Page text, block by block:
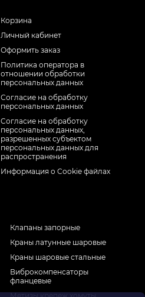
Корзина
Личный кабинет
Оформить заказ
Политика оператора в
отношении обработки
персональных данных
Согласие на обработку
персональных данных
Cогласие на обработку
персональных данных,
разрешенных субъектом
персональных данных для
распространения
Информация о Cookie файлах
Клапаны запорные
Краны латунные шаровые
Краны шаровые стальные
Виброкомпенсаторы
фланцевые